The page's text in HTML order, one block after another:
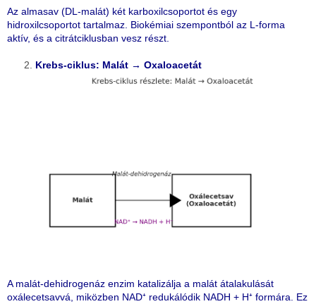
Az almasav (DL-malát) két karboxilcsoportot és egy
hidroxilcsoportot tartalmaz. Biokémiai szempontból az L-forma
aktív, és a citrátciklusban vesz részt.
Krebs-ciklus: Malát → Oxaloacetát
A malát-dehidrogenáz enzim katalizálja a malát átalakulását
oxálecetsavvá, miközben NAD⁺ redukálódik NADH + H⁺ formára. Ez